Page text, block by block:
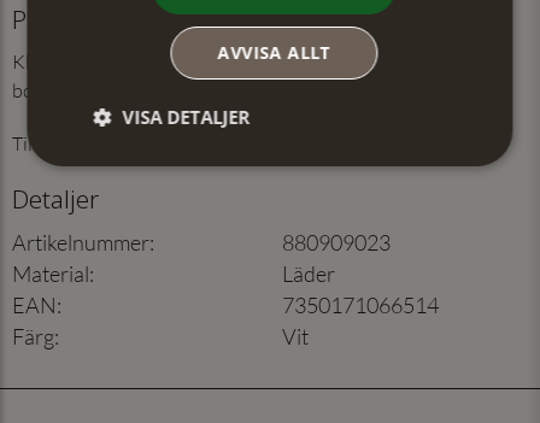
Produktinformation
Klassiskt dambälte i äkta läder. 28 mm brett med nickelfritt
borstat spänne.
Tillverkat i Sverige.
Detaljer
Artikelnummer:
880909023
Material:
Läder
EAN:
7350171066514
Färg: Vit
AVVISA ALLT
VISA DETALJER